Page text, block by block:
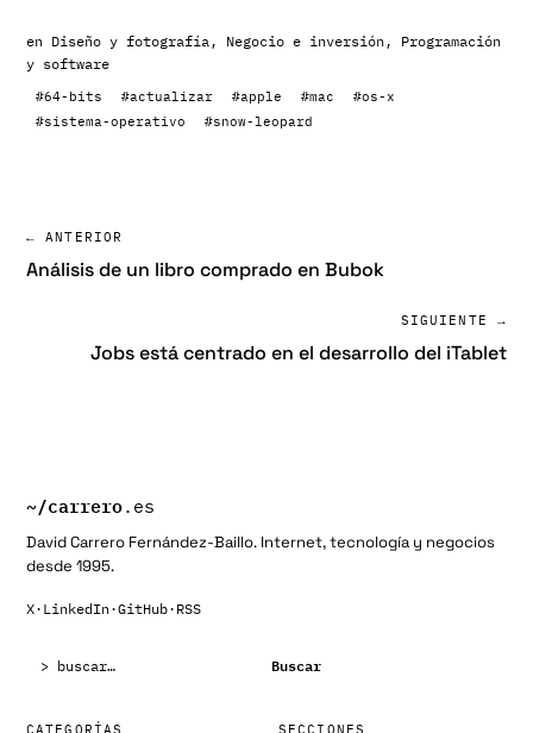
en Diseño y fotografía, Negocio e inversión, Programación
y software
#64-bits #actualizar #apple #mac
#os-x
#sistema-operativo
#snow-leopard
← ANTERIOR
Análisis de un libro comprado en Bubok
SIGUIENTE →
Jobs está centrado en el desarrollo del iTablet
~/carrero.es
David Carrero Fernández-Baillo. Internet, tecnología y negocios
desde 1995.
X· LinkedIn·GitHub· RSS
Buscar
CATEGORÍAS SECCIONES